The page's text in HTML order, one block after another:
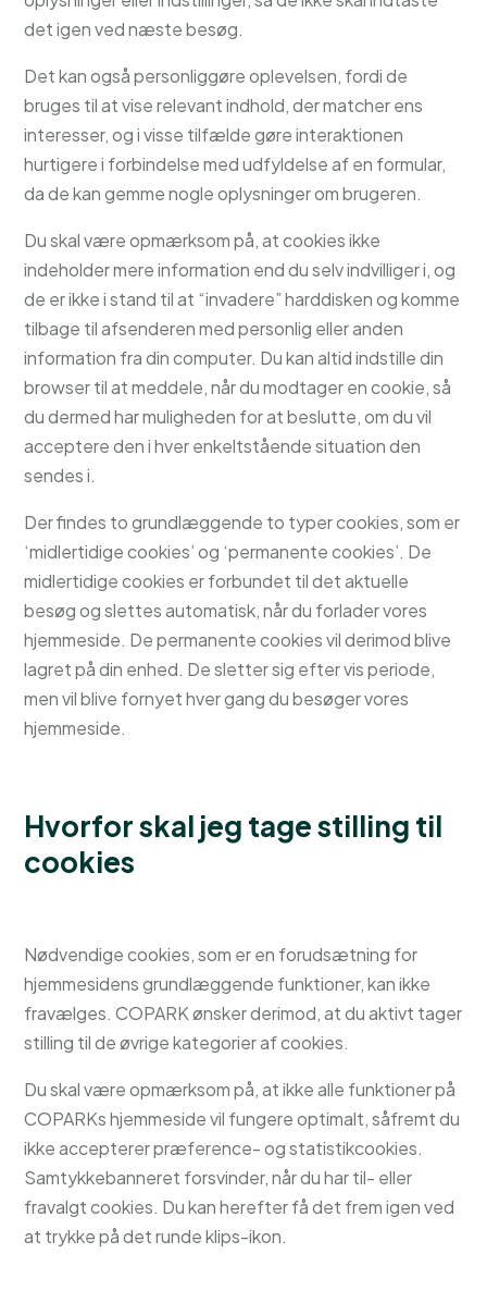
det igen ved næste besøg.
Det kan også personliggøre oplevelsen, fordi de
bruges til at vise relevant indhold, der matcher ens
interesser, og i visse tilfælde gøre interaktionen
hurtigere i forbindelse med udfyldelse af en formular,
da de kan gemme nogle oplysninger om brugeren.
Du skal være opmærksom på, at cookies ikke
indeholder mere information end du selv indvilliger i, og
de er ikke i stand til at “invadere” harddisken og komme
tilbage til afsenderen med personlig eller anden
information fra din computer. Du kan altid indstille din
browser til at meddele, når du modtager en cookie, så
du dermed har muligheden for at beslutte, om du vil
acceptere den i hver enkeltstående situation den
sendes i.
Der findes to grundlæggende to typer cookies, som er
‘midlertidige cookies’ og ‘permanente cookies’. De
midlertidige cookies er forbundet til det aktuelle
besøg og slettes automatisk, når du forlader vores
hjemmeside. De permanente cookies vil derimod blive
lagret på din enhed. De sletter sig efter vis periode,
men vil blive fornyet hver gang du besøger vores
hjemmeside.
Hvorfor skal jeg tage stilling til
cookies
Nødvendige cookies, som er en forudsætning for
hjemmesidens grundlæggende funktioner, kan ikke
fravælges. COPARK ønsker derimod, at du aktivt tager
stilling til de øvrige kategorier af cookies.
Du skal være opmærksom på, at ikke alle funktioner på
COPARKs hjemmeside vil fungere optimalt, såfremt du
ikke accepterer præference- og statistikcookies.
Samtykkebanneret forsvinder, når du har til- eller
fravalgt cookies. Du kan herefter få det frem igen ved
at trykke på det runde klips-ikon.